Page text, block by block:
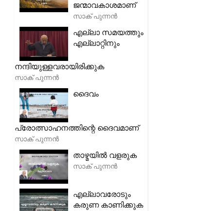
ജന്മാവകാശമാണ്
സാക് പുന്നൻ
എല്ലാ സമയത്തും
എല്ലാറ്റിനും
നന്ദിയുള്ളവരായിരിക്കുക
സാക് പുന്നൻ
ദൈവം
പ്രോത്സാഹനത്തിന്റെ ദൈവമാണ്
സാക് പുന്നൻ
താഴ്മയിൽ വളരുക
സാക് പുന്നൻ
എല്ലാവരോടും
കരുണ കാണിക്കുക